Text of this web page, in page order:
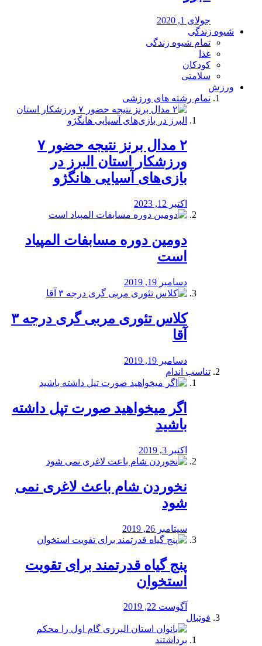
جولای 1, 2020
شیوه زندگی
تمام شیوه زندگی
غذا
کودکان
سلامتی
ورزش
تمام رشته های ورزشی
۲ مدال برنز نتیجه حضور ۷
ورزشکار استان البرز در
بازی‌های آسیایی هانگژو
اکتبر 12, 2023
دومین دوره مسابفات المپیاد
است
دسامبر 19, 2019
کلاس تئوری مربی گری درجه ۳
آقا
دسامبر 19, 2019
تناسب اندام
اگر میخواهید صورت تپل داشته
باشید
اکتبر 3, 2019
نخوردن شام باعث لاغری نمی
‌شود
سپتامبر 26, 2019
پنج گیاه قدرتمند برای تقویت
استخوان
آگوست 22, 2019
فوتبال